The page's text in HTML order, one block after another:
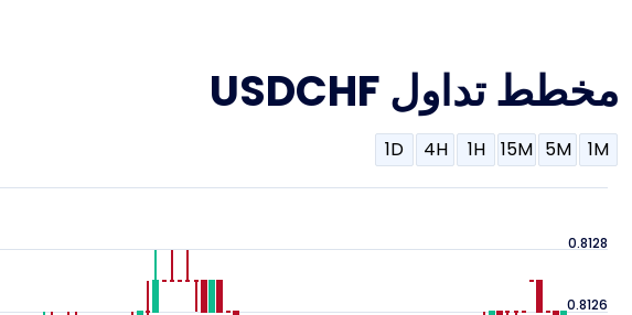
مخطط تداول USDCHF
1M
5M
15M
1H
4H
1D
0.8126
0.8128